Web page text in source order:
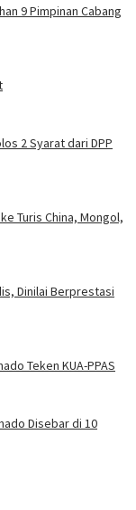
9 Pimpinan Cabang
2 Syarat dari DPP
Turis China, Mongol,
Dinilai Berprestasi
Teken KUA-PPAS
Disebar di 10